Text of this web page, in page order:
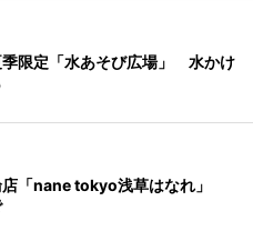
季限定「水あそび広場」 水かけ
店「nane tokyo浅草はなれ」